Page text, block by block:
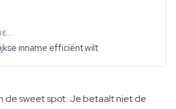
inname efficiënt wilt
de sweet spot. Je betaalt niet de